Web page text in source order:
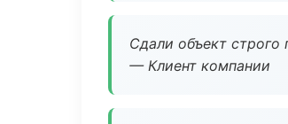
Сдали объект строго
— Клиент компании